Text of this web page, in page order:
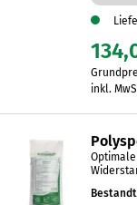
inkl.